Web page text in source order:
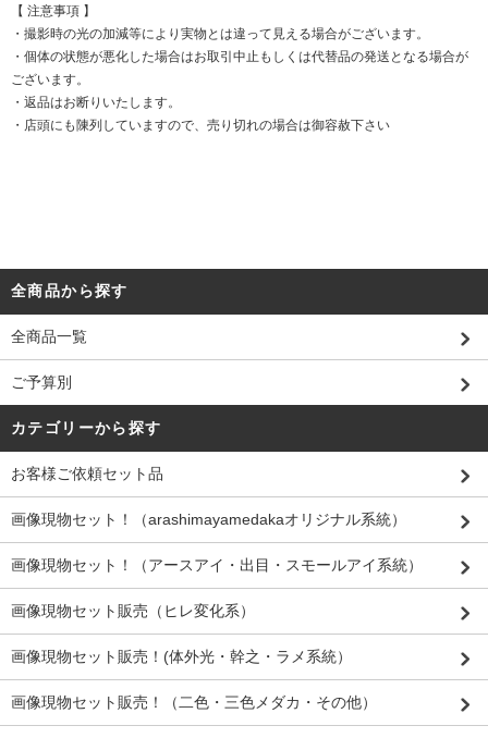
【 注意事項 】
・撮影時の光の加減等により実物とは違って見える場合がございます。
・個体の状態が悪化した場合はお取引中止もしくは代替品の発送となる場合が
ございます。
・返品はお断りいたします。
・店頭にも陳列していますので、売り切れの場合は御容赦下さい
全商品から探す
全商品一覧
ご予算別
カテゴリーから探す
お客様ご依頼セット品
画像現物セット！（arashimayamedakaオリジナル系統）
画像現物セット！（アースアイ・出目・スモールアイ系統）
画像現物セット販売（ヒレ変化系）
画像現物セット販売！(体外光・幹之・ラメ系統）
画像現物セット販売！（二色・三色メダカ・その他）